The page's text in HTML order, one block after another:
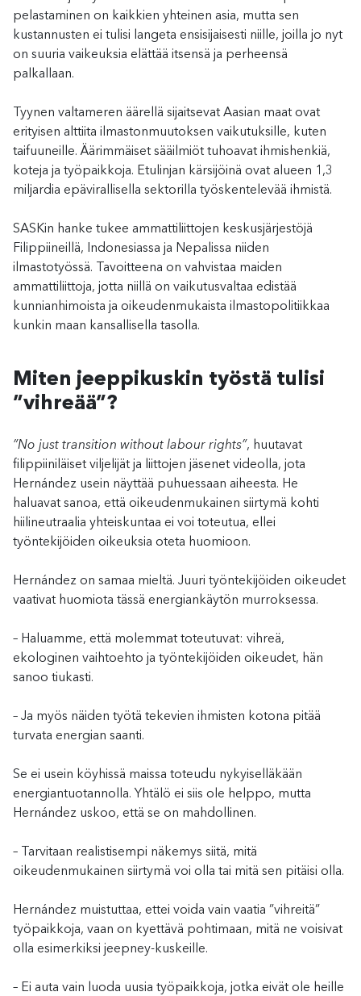
pelastaminen on kaikkien yhteinen asia, mutta sen
kustannusten ei tulisi langeta ensisijaisesti niille, joilla jo nyt
on suuria vaikeuksia elättää itsensä ja perheensä
palkallaan.
Tyynen valtameren äärellä sijaitsevat Aasian maat ovat
erityisen alttiita ilmastonmuutoksen vaikutuksille, kuten
taifuuneille. Äärimmäiset sääilmiöt tuhoavat ihmishenkiä,
koteja ja työpaikkoja. Etulinjan kärsijöinä ovat alueen 1,3
miljardia epävirallisella sektorilla työskentelevää ihmistä.
SASKin hanke tukee ammattiliittojen keskusjärjestöjä
Filippiineillä, Indonesiassa ja Nepalissa niiden
ilmastotyössä. Tavoitteena on vahvistaa maiden
ammattiliittoja, jotta niillä on vaikutusvaltaa edistää
kunnianhimoista ja oikeudenmukaista ilmastopolitiikkaa
kunkin maan kansallisella tasolla.
Miten jeeppikuskin työstä tulisi
”vihreää”?
”No just transition without labour rights”, huutavat
filippiiniläiset viljelijät ja liittojen jäsenet videolla, jota
Hernández usein näyttää puhuessaan aiheesta. He
haluavat sanoa, että oikeudenmukainen siirtymä kohti
hiilineutraalia yhteiskuntaa ei voi toteutua, ellei
työntekijöiden oikeuksia oteta huomioon.
Hernández on samaa mieltä. Juuri työntekijöiden oikeudet
vaativat huomiota tässä energiankäytön murroksessa.
– Haluamme, että molemmat toteutuvat: vihreä,
ekologinen vaihtoehto ja työntekijöiden oikeudet, hän
sanoo tiukasti.
– Ja myös näiden työtä tekevien ihmisten kotona pitää
turvata energian saanti.
Se ei usein köyhissä maissa toteudu nykyiselläkään
energiantuotannolla. Yhtälö ei siis ole helppo, mutta
Hernández uskoo, että se on mahdollinen.
– Tarvitaan realistisempi näkemys siitä, mitä
oikeudenmukainen siirtymä voi olla tai mitä sen pitäisi olla.
Hernández muistuttaa, ettei voida vain vaatia ”vihreitä”
työpaikkoja, vaan on kyettävä pohtimaan, mitä ne voisivat
olla esimerkiksi jeepney-kuskeille.
– Ei auta vain luoda uusia työpaikkoja, jotka eivät ole heille